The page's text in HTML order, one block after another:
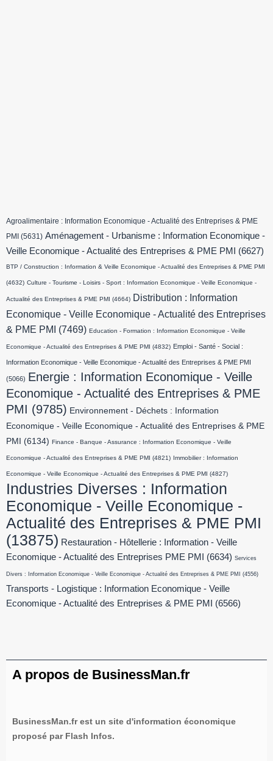
Agroalimentaire : Information Economique - Actualité des Entreprises & PME
PMI (5631) Aménagement - Urbanisme : Information Economique -
Veille Economique - Actualité des Entreprises & PME PMI
(6627)
BTP / Construction : Information & Veille Economique - Actualité des Entreprises & PME PMI
(4632) Culture - Tourisme - Loisirs - Sport : Information Economique - Veille Economique -
Actualité des Entreprises & PME PMI (4664) Distribution : Information
Economique - Veille Economique - Actualité des Entreprises
& PME PMI
(7469) Education - Formation : Information Economique - Veille
Economique - Actualité des Entreprises & PME PMI (4832) Emploi - Santé - Social :
Information Economique - Veille Economique - Actualité des Entreprises & PME PMI
(5066) Energie : Information Economique - Veille
Economique - Actualité des Entreprises & PME
PMI (9785) Environnement - Déchets : Information
Economique - Veille Economique - Actualité des Entreprises & PME
PMI
(6134) Finance - Banque - Assurance : Information Economique - Veille
Economique - Actualité des Entreprises & PME PMI (4821) Immobilier : Information
Economique - Veille Economique - Actualité des Entreprises & PME PMI (4827)
Industries Diverses : Information
Economique - Veille Economique -
Actualité des Entreprises & PME PMI
(13875) Restauration - Hôtellerie : Information - Veille
Economique - Actualité des Entreprises PME PMI
(6634) Services
Divers : Information Economique - Veille Economique - Actualité des Entreprises & PME PMI (4556)
Transports - Logistique : Information Economique - Veille
Economique - Actualité des Entreprises & PME PMI
(6566)
A propos de BusinessMan.fr
BusinessMan.fr est un site d'information économique
proposé par Flash Infos.